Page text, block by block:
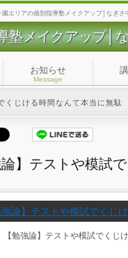
エリアの個別指導塾メイクアップ│なぎ
塾メイクアップ│
お知らせ
Message
くじける時間なんて本当に無駄
論】テストや模試
強論】テストや模試でくじ
【勉強論】テストや模試でくじ